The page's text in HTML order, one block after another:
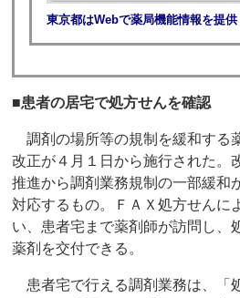
東京都はWebで薬局機能情報を提供
■患者の居宅で処方せんを確認
調剤の場所等の規制を緩和する
改正が４月１日から施行された。
推進から調剤業務規制の一部緩和
対応するもの。ＦＡＸ処方せんに
い、患者宅まで薬剤師が訪問し、
薬剤を交付できる。
患者宅で行える調剤業務は、「